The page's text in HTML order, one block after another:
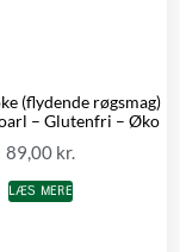
(flydende røgsmag)
– Glutenfri – Øko
89,00 kr.
LÆS MERE